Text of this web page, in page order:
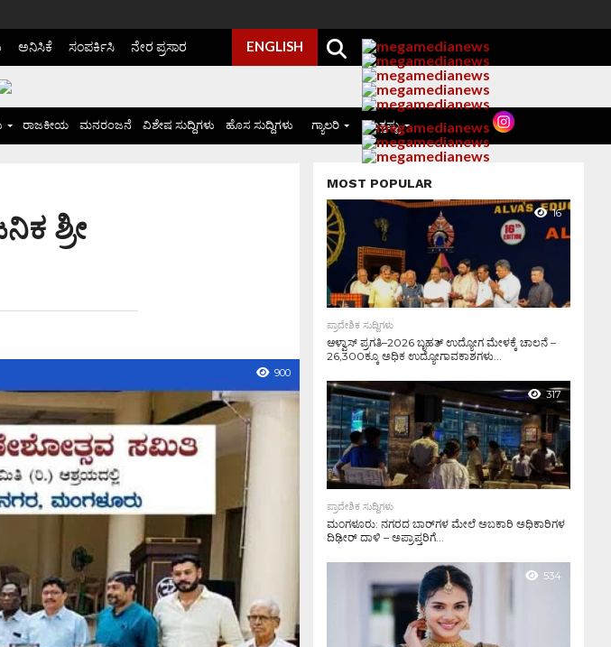
ಅನಿಸಿಕೆ ಸಂಪರ್ಕಿಸಿ ನೇರ ಪ್ರಸಾರ ENGLISH
ರಾಜಕೀಯ ಮನರಂಜನೆ ವಿಶೇಷ ಸುದ್ದಿಗಳು ಹೊಸ ಸುದ್ದಿಗಳು ಗ್ಯಾಲರಿ ಮತ್ತಷ್ಟು
ಶ್ರೀ
900
MOST POPULAR
16
ಪ್ರಾದೇಶಿಕ ಸುದ್ದಿಗಳು
ಆಳ್ವಾಸ್ ಪ್ರಗತಿ–2026 ಬೃಹತ್ ಉದ್ಯೋಗ ಮೇಳಕ್ಕೆ ಚಾಲನೆ –
26,300ಕ್ಕೂ ಅಧಿಕ ಉದ್ಯೋಗಾವಕಾಶಗಳು...
317
ಪ್ರಾದೇಶಿಕ ಸುದ್ದಿಗಳು
ಮಂಗಳೂರು: ನಗರದ ಬಾರ್‌ಗಳ ಮೇಲೆ ಅಬಕಾರಿ ಅಧಿಕಾರಿಗಳ
ದಿಢೀರ್ ದಾಳಿ – ಅಪ್ರಾಪ್ತರಿಗೆ...
534